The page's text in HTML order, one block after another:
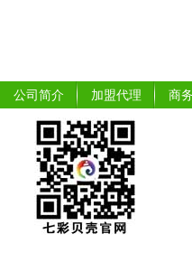
公司简介 加盟代理 商